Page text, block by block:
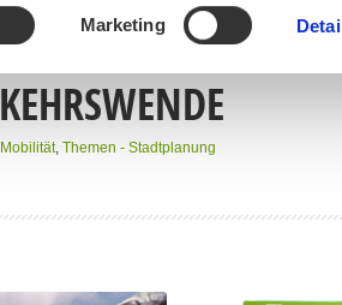
Marketing
, Themen - Stadtplanung